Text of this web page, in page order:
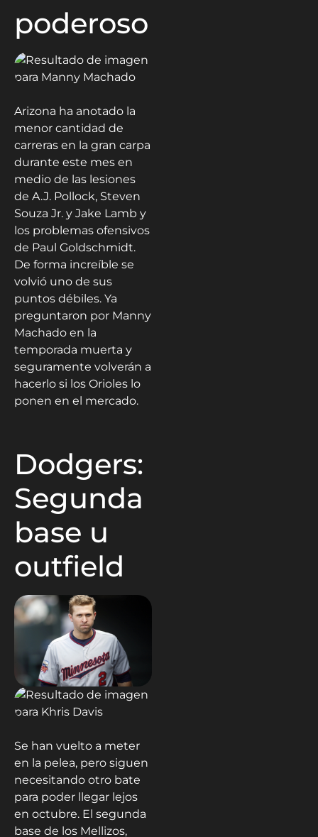
poderoso
Arizona ha anotado la
menor cantidad de
carreras en la gran carpa
durante este mes en
medio de las lesiones
de A.J. Pollock, Steven
Souza Jr. y Jake Lamb y
los problemas ofensivos
de Paul Goldschmidt.
De forma increíble se
volvió uno de sus
puntos débiles. Ya
preguntaron por Manny
Machado en la
temporada muerta y
seguramente volverán a
hacerlo si los Orioles lo
ponen en el mercado.
Dodgers:
Segunda
base u
outfield
Se han vuelto a meter
en la pelea, pero siguen
necesitando otro bate
para poder llegar lejos
en octubre. El segunda
base de los Mellizos,